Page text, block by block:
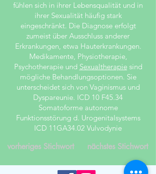
fühlen sich in ihrer Lebensqualität und in
ihrer Sexualität häufig stark
eingeschränkt. Die Diagnose erfolgt
zumeist über Ausschluss anderer
Erkrankungen, etwa Hauterkrankungen.
Medikamente, Physiotherapie,
Psychotherapie und Sexualtherapiesind
mögliche Behandlungsoptionen. Sie
unterscheidet sich von Vaginismus und
Dyspareunie. ICD 10 F45.34
Somatoforme autonome
Funktionsstörung d. Urogenitalsystems
ICD 11GA34.02 Vulvodynie
vorheriges Stichwort nächstes Stichwort